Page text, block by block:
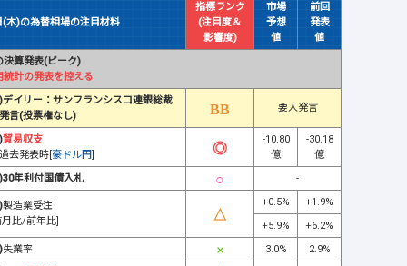
(木)の為替相場の注目材料
指標ランク
(注目度＆
影響度)
市場
予想
値
前回
発表
値
決算発表(ピーク)
計の発表を控える
デイリー：サンフランシスコ連銀総裁
言(投票権なし)
要人発言
貿易収支
去発表時[豪ドル円]
-10.80
億
-30.18
億
年利付国債入札
-
製造業受注
月比/前年比]
+0.5%
+1.9%
+5.9%
+6.2%
失業率 3.0%
2.9%